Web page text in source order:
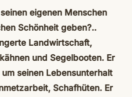
eigenen Menschen
Schönheit geben?..
Landwirtschaft,
und Segelbooten. Er
seinen Lebensunterhalt
Schafhüten. Er